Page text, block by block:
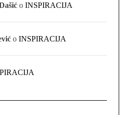
oINSPIRACIJA
oINSPIRACIJA